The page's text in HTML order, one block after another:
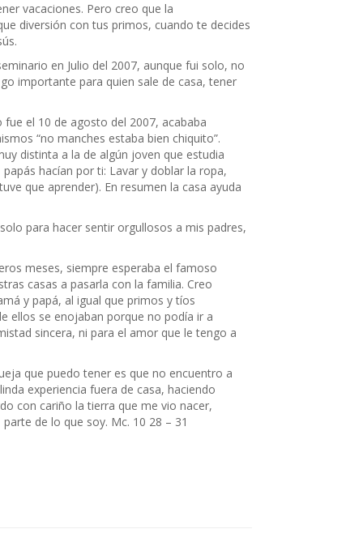
vacaciones. Pero creo que la
diversión con tus primos, cuando te decides
en Julio del 2007, aunque fui solo, no
importante para quien sale de casa, tener
el 10 de agosto del 2007, acababa
“no manches estaba bien chiquito”.
distinta a la de algún joven que estudia
hacían por ti: Lavar y doblar la ropa,
que aprender). En resumen la casa ayuda
para hacer sentir orgullosos a mis padres,
meses, siempre esperaba el famoso
casas a pasarla con la familia. Creo
y papá, al igual que primos y tíos
ellos se enojaban porque no podía ir a
sincera, ni para el amor que le tengo a
que puedo tener es que no encuentro a
experiencia fuera de casa, haciendo
con cariño la tierra que me vio nacer,
de lo que soy. Mc. 10 28 – 31